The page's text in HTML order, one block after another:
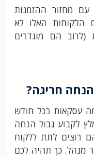
מחזור ההזמנות
הלקוחות האלו לא
(לרוב הם מוגדרים
חריגה?
עסקאות בכל חודש
לקבוע גבול הנחה
רוצים לתת ללקוח
מנהל. כך תהיה לכם